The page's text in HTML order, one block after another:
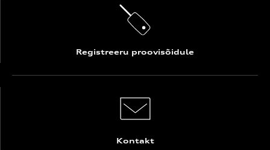
Registreeru proovisõidule
Kontakt